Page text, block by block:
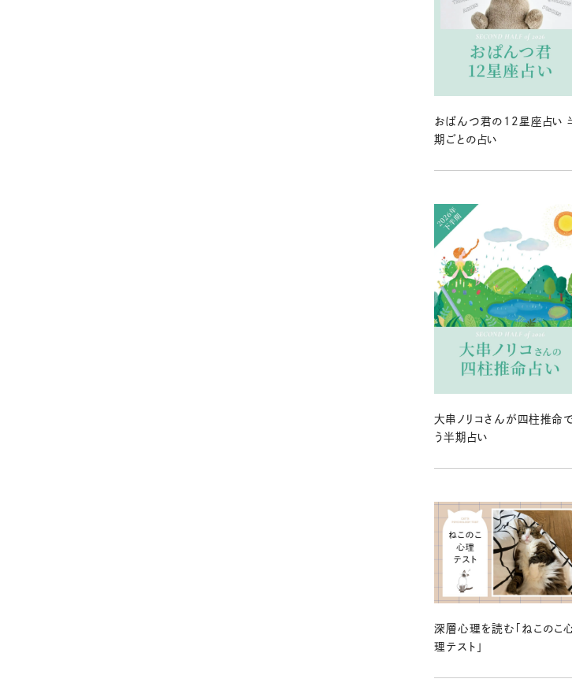
おぱんつ君の12星座占い
期ごとの占い
大串ノリコさんが四柱推命
う半期占い
深層心理を読む「ねこのこ
理テスト」